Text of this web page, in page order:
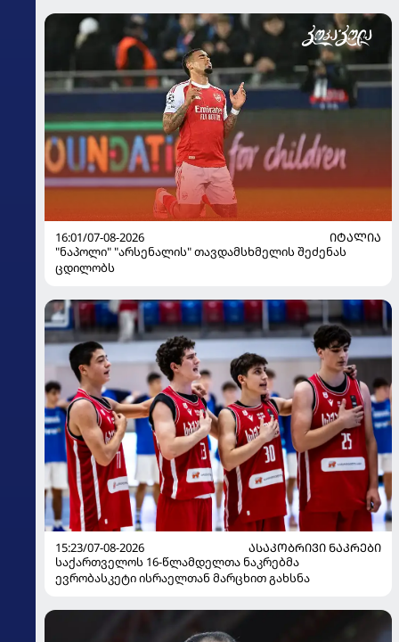
16:01/07-08-2026
ᲘᲢᲐᲚᲘᲐ
"ნაპოლი" "არსენალის" თავდამსხმელის შეძენას
ცდილობს
15:23/07-08-2026
ᲐᲡᲐᲙᲝᲑᲠᲘᲕᲘ ᲜᲐᲙᲠᲔᲑᲘ
საქართველოს 16-წლამდელთა ნაკრებმა
ევრობასკეტი ისრაელთან მარცხით გახსნა